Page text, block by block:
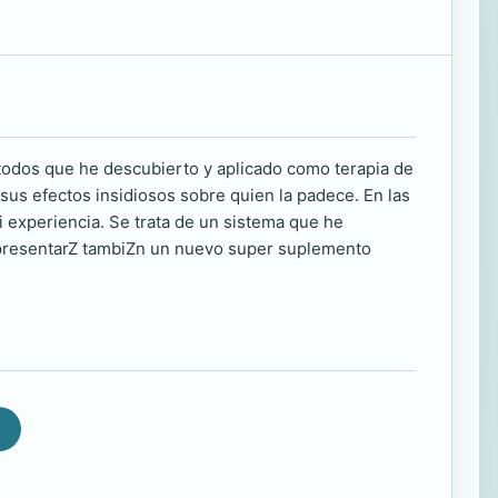
que he descubierto y aplicado como terapia de
efectos insidiosos sobre quien la padece. En las
Se trata de un sistema que he
tambiZn un nuevo super suplemento